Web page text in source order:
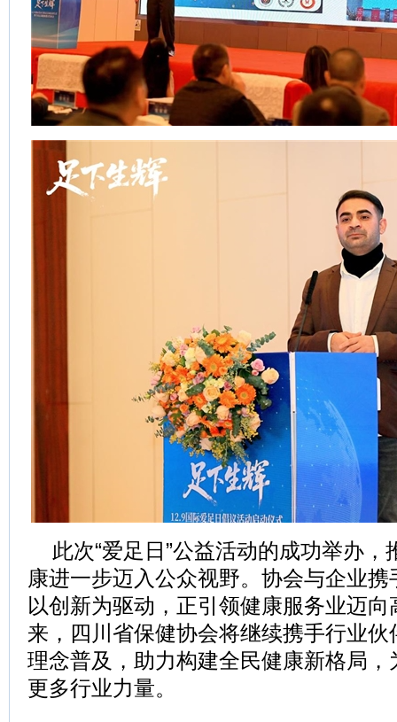
此次“爱足日”公益活动的成功举办
康进一步迈入公众视野。协会与企业
以创新为驱动，正引领健康服务业迈
来，四川省保健协会将继续携手行业
理念普及，助力构建全民健康新格局
更多行业力量。